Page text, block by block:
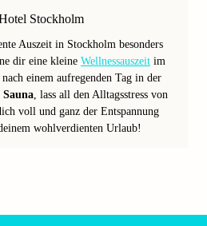
Stockholm
Auszeit in Stockholm besonders
dir eine kleine Wellnessauszeit im
einem aufregenden Tag in der
Sauna, lass all den Alltagsstress von
voll und ganz der Entspannung
wohlverdienten Urlaub!